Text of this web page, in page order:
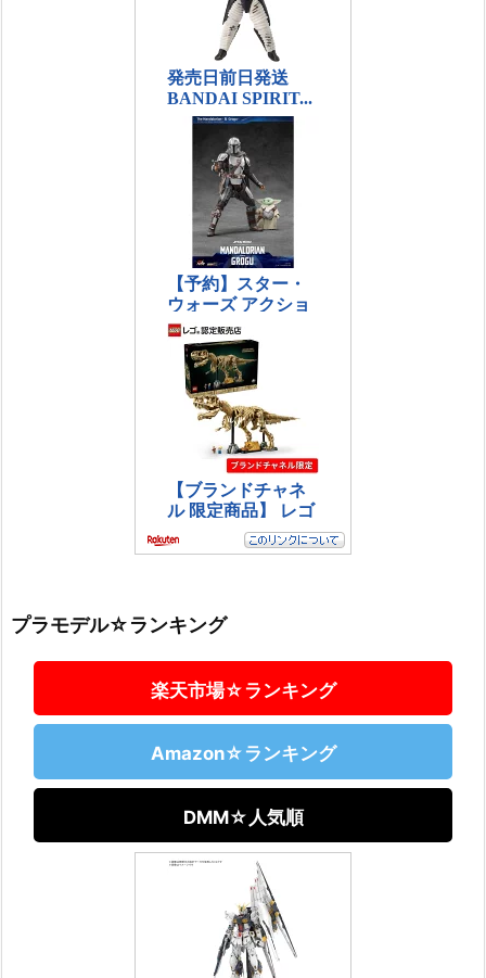
プラモデル☆ランキング
楽天市場☆ランキング
Amazon☆ランキング
DMM☆人気順